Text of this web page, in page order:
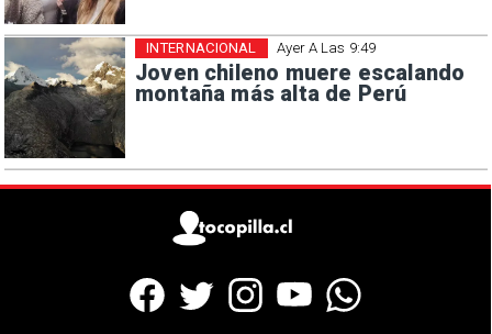
Ayer A Las 9:49
Joven chileno muere escalando
montaña más alta de Perú
INTERNACIONAL